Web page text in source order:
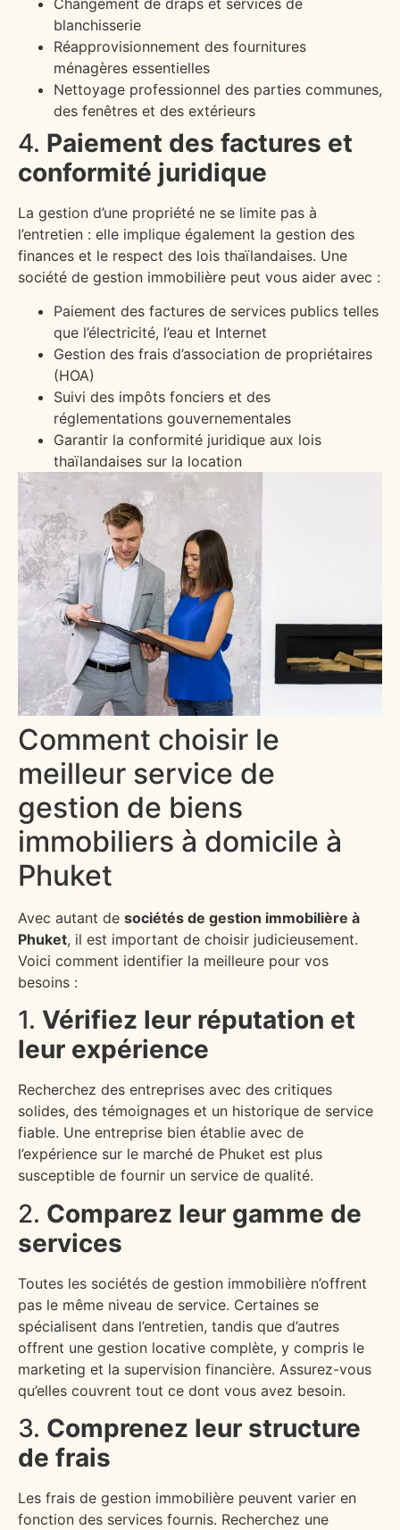
Changement de draps et services de
blanchisserie
Réapprovisionnement des fournitures
ménagères essentielles
Nettoyage professionnel des parties communes,
des fenêtres et des extérieurs
4. Paiement des factures et
conformité juridique
La gestion d’une propriété ne se limite pas à
l’entretien : elle implique également la gestion des
finances et le respect des lois thaïlandaises. Une
société de gestion immobilière peut vous aider avec :
Paiement des factures de services publics telles
que l’électricité, l’eau et Internet
Gestion des frais d’association de propriétaires
(HOA)
Suivi des impôts fonciers et des
réglementations gouvernementales
Garantir la conformité juridique aux lois
thaïlandaises sur la location
Comment choisir le
meilleur service de
gestion de biens
immobiliers à domicile à
Phuket
Avec autant de sociétés de gestion immobilière à
Phuket, il est important de choisir judicieusement.
Voici comment identifier la meilleure pour vos
besoins :
1. Vérifiez leur réputation et
leur expérience
Recherchez des entreprises avec des critiques
solides, des témoignages et un historique de service
fiable. Une entreprise bien établie avec de
l’expérience sur le marché de Phuket est plus
susceptible de fournir un service de qualité.
2. Comparez leur gamme de
services
Toutes les sociétés de gestion immobilière n’offrent
pas le même niveau de service. Certaines se
spécialisent dans l’entretien, tandis que d’autres
offrent une gestion locative complète, y compris le
marketing et la supervision financière. Assurez-vous
qu’elles couvrent tout ce dont vous avez besoin.
3. Comprenez leur structure
de frais
Les frais de gestion immobilière peuvent varier en
fonction des services fournis. Recherchez une